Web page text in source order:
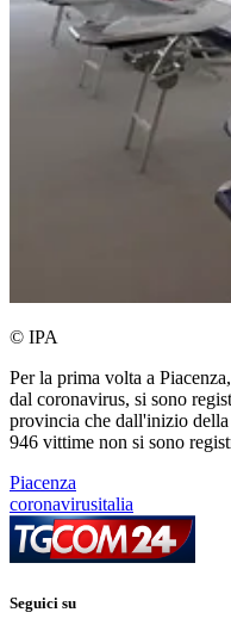
© IPA
Per la prima volta a
dal coronavirus, si sono
provincia che dall'inizio
946 vittime non si sono
Piacenza
coronavirusitalia
Seguici su